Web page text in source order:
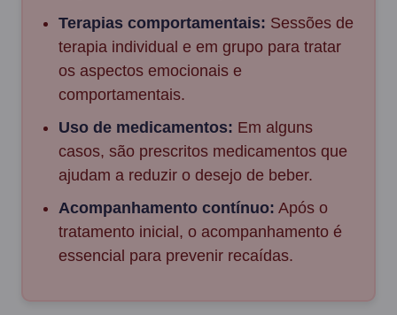
Terapias comportamentais: Sessões de
terapia individual e em grupo para tratar
os aspectos emocionais e
comportamentais.
Uso de medicamentos: Em alguns
casos, são prescritos medicamentos que
ajudam a reduzir o desejo de beber.
Acompanhamento contínuo: Após o
tratamento inicial, o acompanhamento é
essencial para prevenir recaídas.